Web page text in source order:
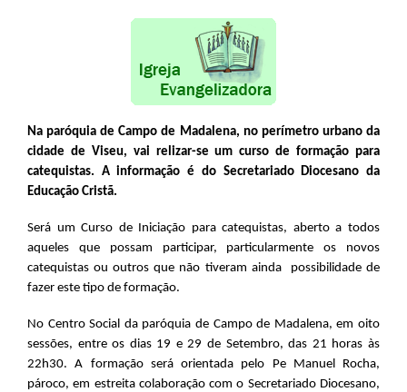
Na paróquia de Campo de Madalena, no perímetro urbano da
cidade de Viseu, vai relizar-se um curso de formação para
catequistas. A informação é do Secretariado Diocesano da
Educação Cristã.
Será um Curso de Iniciação para catequistas, aberto a todos
aqueles que possam participar, particularmente os novos
catequistas ou outros que não tiveram ainda possibilidade de
fazer este tipo de formação.
No Centro Social da paróquia de Campo de Madalena, em oito
sessões, entre os dias 19 e 29 de Setembro, das 21 horas às
22h30. A formação será orientada pelo Pe Manuel Rocha,
pároco, em estreita colaboração com o Secretariado Diocesano,